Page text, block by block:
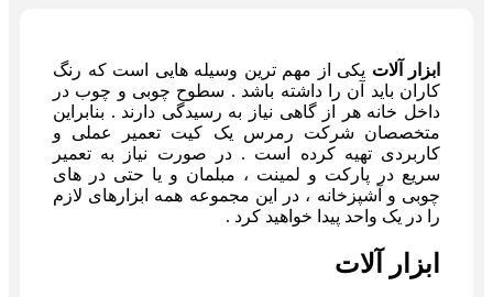
ابزار آلات یکی از مهم ترین وسیله هایی است که رنگ
کاران باید آن را داشته باشد . سطوح چوبی و چوب در
داخل خانه هر از گاهی نیاز به رسیدگی دارند . بنابراین
متخصصان شرکت رمرس یک کیت تعمیر عملی و
کاربردی تهیه کرده است . در صورت نیاز به تعمیر
سریع در پارکت و لمینت ، مبلمان و یا حتی در های
چوبی و آشپزخانه ، در این مجموعه همه ابزارهای لازم
را در یک واحد پیدا خواهید کرد .
ابزار آلات